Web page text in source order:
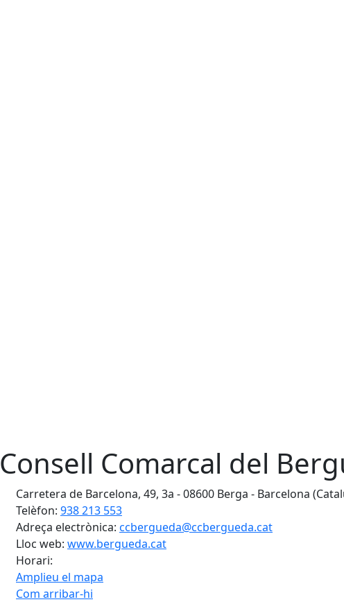
Consell Comarcal del
Carretera de Barcelona, 49, 3a - 08600 Berga - Barcelona
Telèfon: 938 213 553
Adreça electrònica: ccbergueda@ccbergueda.cat
Lloc web: www.bergueda.cat
Horari:
Amplieu el mapa
Com arribar-hi